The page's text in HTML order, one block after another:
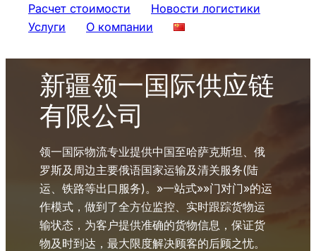
Расчет стоимости
Новости логистики
Услуги
О компании
新疆领一国际供应链
有限公司
领一国际物流专业提供中国至哈萨克斯坦、俄
罗斯及周边主要俄语国家运输及清关服务(陆
运、铁路等出口服务)。»一站式»»门对门»的运
作模式，做到了全方位监控、实时跟踪货物运
输状态，为客户提供准确的货物信息，保证货
物及时到达，最大限度解决顾客的后顾之忧。